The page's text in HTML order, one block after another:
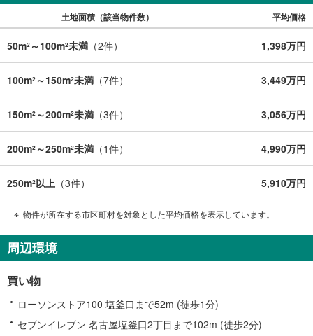
土地面積（該当物件数） 平均価格
50m2 ～100m2未満 （2件） 1,398万円
100m2 ～150m2未満 （7件） 3,449万円
150m2 ～200m2未満 （3件） 3,056万円
200m2 ～250m2未満 （1件） 4,990万円
250m2以上 （3件） 5,910万円
物件が所在する市区町村を対象とした平均価格を表示しています。
周辺環境
買い物
ローソンストア100 塩釜口まで52m (徒歩1分)
セブンイレブン 名古屋塩釜口2丁目まで102m (徒歩2分)